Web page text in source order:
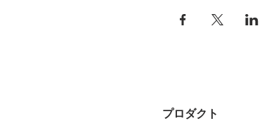
プロダクト